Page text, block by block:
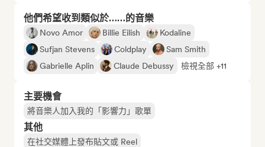
他們希望收到類似於……的音樂
Novo Amor Billie Eilish
Kodaline
Sufjan Stevens
Coldplay
Sam Smith
Gabrielle Aplin
Claude Debussy 檢視全部 +11
主要機會
將音樂人加入我的「影響力」歌單
其他
在社交媒體上發布貼文或 Reel